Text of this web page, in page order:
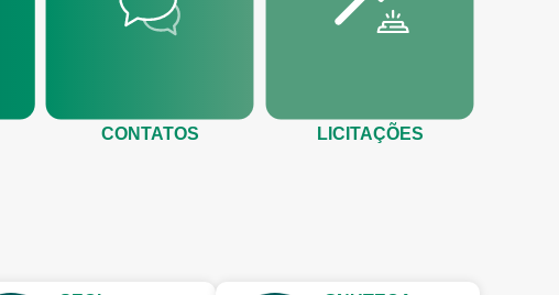
CONTATOS LICITAÇÕES